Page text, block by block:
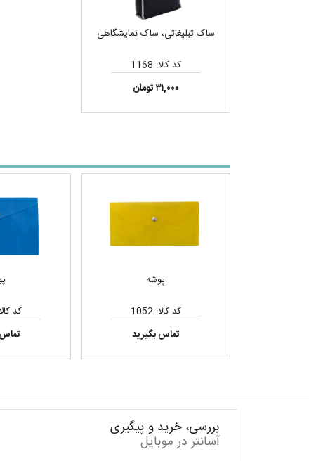
ساک تبلیغاتی، ساک نمایشگاهی
کد کالا: 1168
۳۱,۰۰۰ تومان
پوشه
کد کالا: 1052
تماس بگیرید
کد کالا:
بررسی، خرید و پیگیری
آسانتر در موبایل